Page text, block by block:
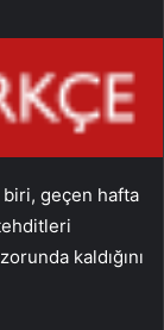
biri, geçen hafta
kaldığını